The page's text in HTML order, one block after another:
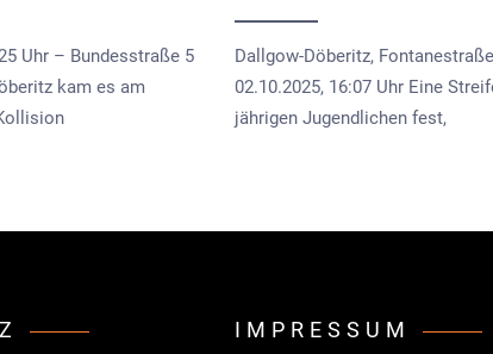
Uhr – Bundesstraße 5
kam es am
Dallgow-Döberitz,
02.10.2025, 16:07 Uhr Eine
jährigen Jugendlichen fest,
IMPRESSUM